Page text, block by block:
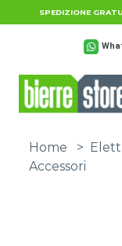
Salta al contenuto
SPEDIZIONE
Home >
Accessori